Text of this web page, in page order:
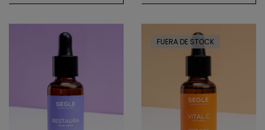
FUERA DE STOCK